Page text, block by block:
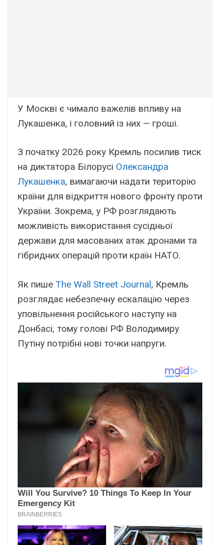
У Москві є чимало важелів впливу на
Лукашенка, і головний із них — гроші.
З початку 2026 року Кремль посилив тиск
на диктатора Білорусі Олександра
Лукашенка, вимагаючи надати територію
країни для відкриття нового фронту проти
України. Зокрема, у РФ розглядають
можливість використання сусідньої
держави для масованих атак дронами та
гібридних операцій проти країн НАТО.
Як пише The Wall Street Journal, Кремль
розглядає небезпечну ескалацію через
уповільнення російського наступу на
Донбасі, тому голові РФ Володимиру
Путіну потрібні нові точки напруги.